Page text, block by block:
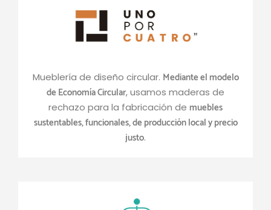
Mueblería de diseño circular. Mediante el modelo
de Economía Circular, usamos maderas de
rechazo para la fabricación de muebles
sustentables, funcionales, de producción local y precio
justo.